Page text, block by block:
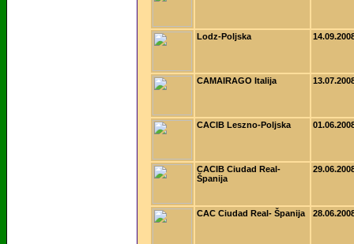
Lodz-Poljska
CAMAIRAGO Italija
CACIB Leszno-Poljska
CACIB Ciudad Real-
Španija
CAC Ciudad Real- Španija